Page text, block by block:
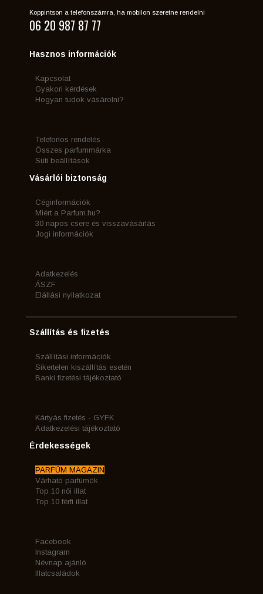
Koppintson a telefonszámra, ha mobilon szeretne rendelni
06 20 987 87 77
Hasznos információk
Kapcsolat
Gyakori kérdések
Hogyan tudok vásárolni?
Telefonos rendelés
Összes parfummárka
Süti beállítások
Vásárlói biztonság
Céginformációk
Miért a Parfum.hu?
30 napos csere és visszavásárlás
Jogi információk
Adatkezelés
ÁSZF
Elállási nyilatkozat
Szállítás és fizetés
Szállítási információk
Sikertelen kiszállítás esetén
Banki fizetési tájékoztató
Kártyás fizetés - GYFK
Adatkezelési tájékoztató
Érdekességek
PARFÜM MAGAZIN
Várható parfümök
Top 10 női illat
Top 10 férfi illat
Facebook
Instagram
Névnap ajánló
Illatcsaládok